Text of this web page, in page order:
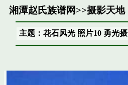
湘潭赵氏族谱网>>摄影天地
主题：花石风光 照片10 勇光摄